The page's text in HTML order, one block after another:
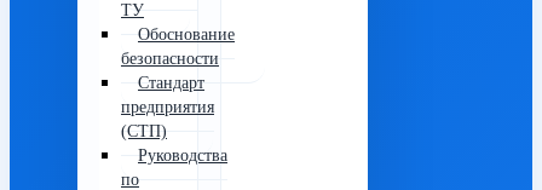
ТУ
Обоснование
безопасности
Стандарт
предприятия
(СТП)
Руководства
по